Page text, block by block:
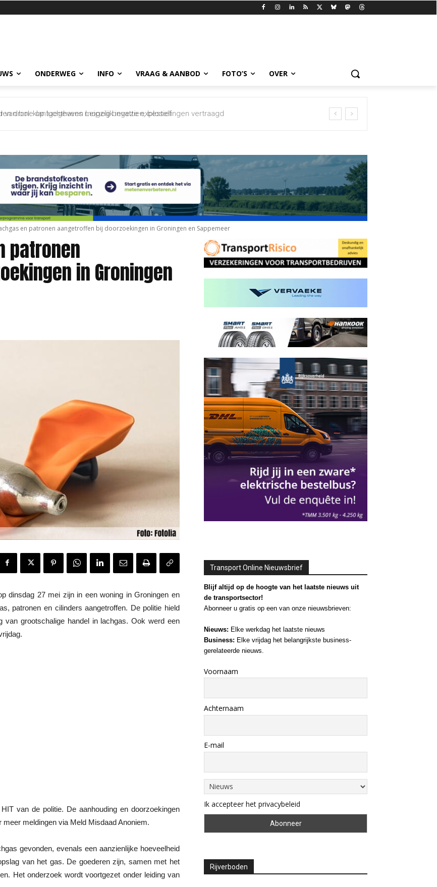
ONDERWEG INFO VRAAG & AANBOD FOTO’S OVER
drone op luchthaven Leipzig bevatte explosief
en patronen aangetroffen bij doorzoekingen in Groningen en Sappemeer
patronen
in Groningen
dinsdag 27 mei zijn in een woning in Groningen en
patronen en cilinders aangetroffen. De politie hield
van grootschalige handel in lachgas. Ook werd een
van de politie. De aanhouding en doorzoekingen
meldingen via Meld Misdaad Anoniem.
gevonden, evenals een aanzienlijke hoeveelheid
van het gas. De goederen zijn, samen met het
Het onderzoek wordt voortgezet onder leiding van
Transport Online Nieuwsbrief
Blijf altijd op de hoogte van het laatste nieuws uit
de transportsector!
Abonneer u gratis op een van onze nieuwsbrieven:
Nieuws: Elke werkdag het laatste nieuws
Business: Elke vrijdag het belangrijkste business-
gerelateerde nieuws.
Voornaam
Achternaam
E-mail
Ik accepteer het privacybeleid
Rijverboden